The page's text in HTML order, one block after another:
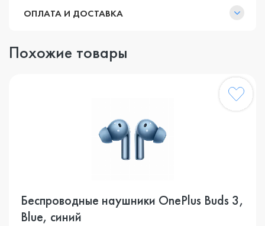
ОПЛАТА И ДОСТАВКА
Похожие товары
Беспроводные наушники OnePlus Buds 3,
Blue, синий